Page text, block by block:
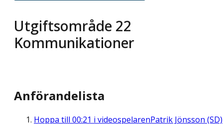
Utgiftsområde 22
Kommunikationer
Anförandelista
Hoppa till 00:21 i videospelarenPatrik Jönsson (SD)